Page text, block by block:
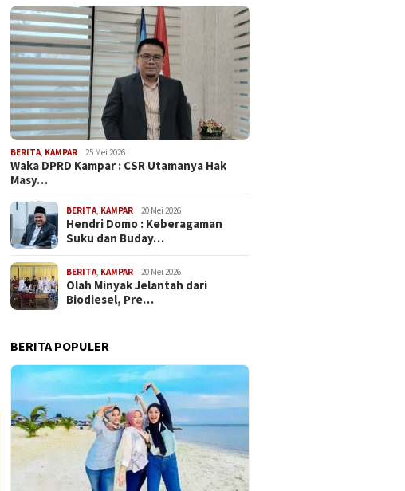
BERITA, KAMPAR 25 Mei 2026
Waka DPRD Kampar : CSR Utamanya Hak
Masy…
BERITA, KAMPAR 20 Mei 2026
Hendri Domo : Keberagaman
Suku dan Buday…
BERITA, KAMPAR 20 Mei 2026
Olah Minyak Jelantah dari
Biodiesel, Pre…
BERITA POPULER